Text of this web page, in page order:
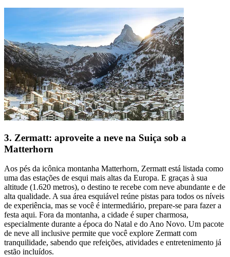
3. Zermatt: aproveite a neve na Suiça sob a
Matterhorn
Aos pés da icônica montanha Matterhorn, Zermatt está listada como
uma das estações de esqui mais altas da Europa. E graças à sua
altitude (1.620 metros), o destino te recebe com neve abundante e de
alta qualidade. A sua área esquiável reúne pistas para todos os níveis
de experiência, mas se você é intermediário, prepare-se para fazer a
festa aqui. Fora da montanha, a cidade é super charmosa,
especialmente durante a época do Natal e do Ano Novo. Um pacote
de neve all inclusive permite que você explore Zermatt com
tranquilidade, sabendo que refeições, atividades e entretenimento já
estão incluídos.